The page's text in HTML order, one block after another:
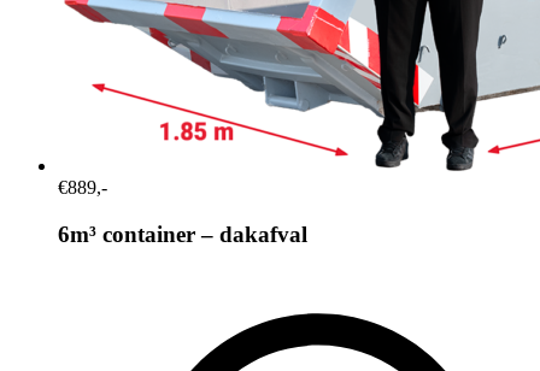
€889,-
6m³ container – dakafval